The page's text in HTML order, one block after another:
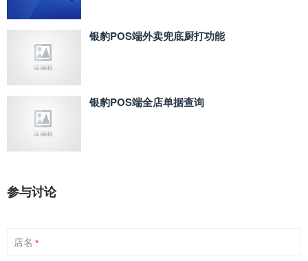
银豹POS端外卖兜底厨打功能
银豹POS端全店单据查询
参与讨论
店名 *